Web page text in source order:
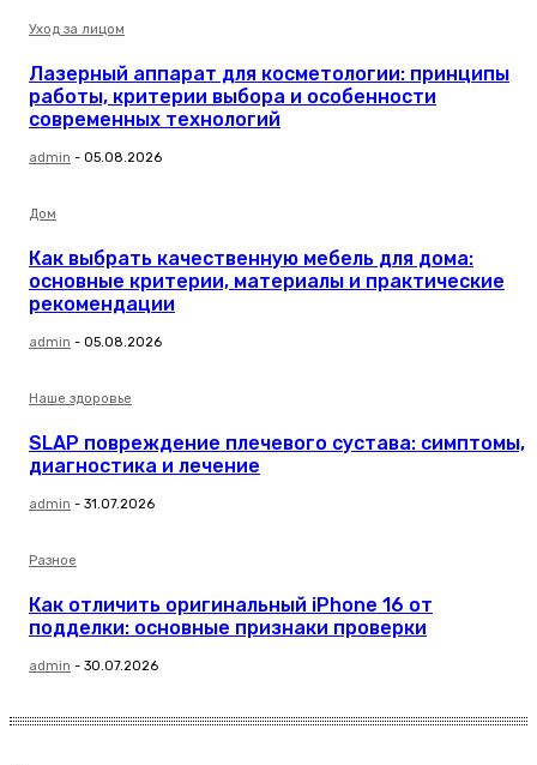
Уход за лицом
Лазерный аппарат для косметологии: принципы
работы, критерии выбора и особенности
современных технологий
admin - 05.08.2026
Дом
Как выбрать качественную мебель для дома:
основные критерии, материалы и практические
рекомендации
admin - 05.08.2026
Наше здоровье
SLAP повреждение плечевого сустава: симптомы,
диагностика и лечение
admin - 31.07.2026
Разное
Как отличить оригинальный iPhone 16 от
подделки: основные признаки проверки
admin - 30.07.2026